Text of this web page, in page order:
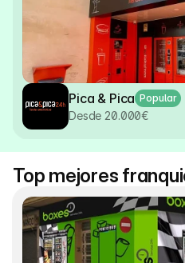
Pica & Pica Popular
Desde 20.000€
Top mejores